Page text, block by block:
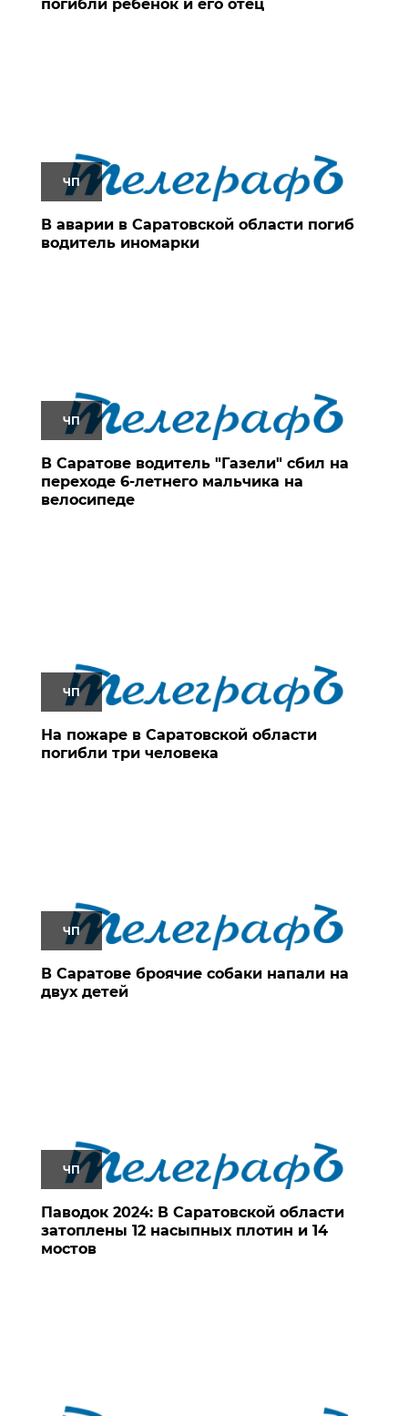
погибли ребенок и его отец
ЧП
В аварии в Саратовской области погиб
водитель иномарки
ЧП
В Саратове водитель "Газели" сбил на
переходе 6-летнего мальчика на
велосипеде
ЧП
На пожаре в Саратовской области
погибли три человека
ЧП
В Саратове броячие собаки напали на
двух детей
ЧП
Паводок 2024: В Саратовской области
затоплены 12 насыпных плотин и 14
мостов